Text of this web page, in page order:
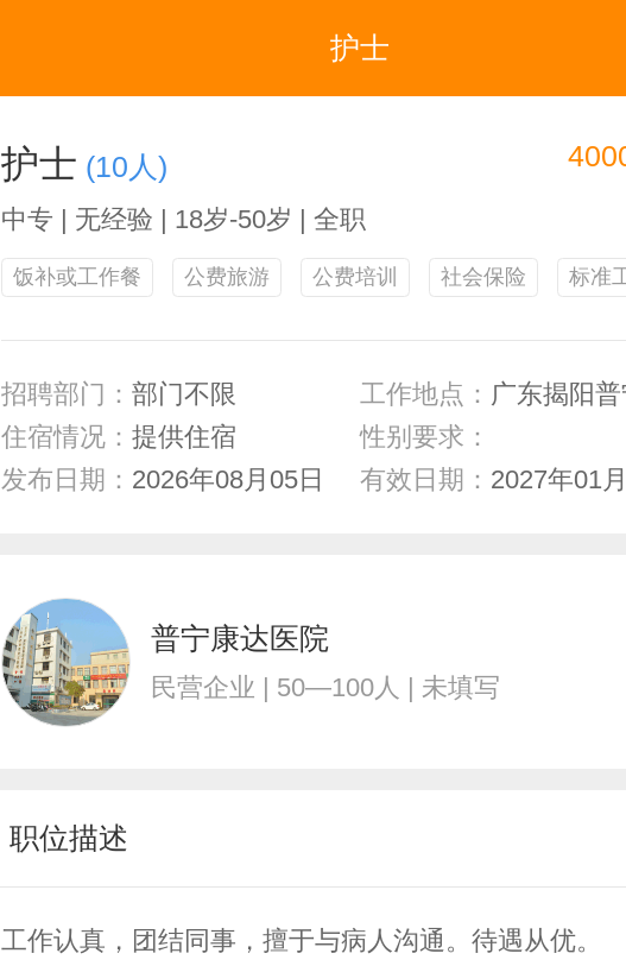
护士
护士 (10人)
中专 | 无经验 | 18岁-50岁 | 全职
饭补或工作餐 公费旅游 公费培训 社会保险 标准
招聘部门： 部门不限 工作地点： 广东揭阳
住宿情况： 提供住宿
性别要求：
发布日期： 2026年08月05日 有效日期： 2027年01
普宁康达医院
民营企业 | 50—100人 | 未填写
职位描述
工作认真，团结同事，擅于与病人沟通。待遇从优。